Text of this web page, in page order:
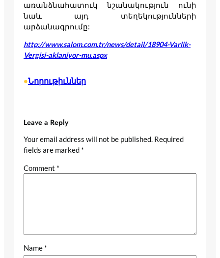
առանձնահատուկ նշանակություն ունի
նաև այդ տեղեկությունների
արձանագրումը:
http://www.salom.com.tr/news/detail/18904-Varlik-
Vergisi-aklaniyor-mu.aspx
•Նորութիւններ
Leave a Reply
Your email address will not be published. Required
fields are marked *
Comment *
Name *